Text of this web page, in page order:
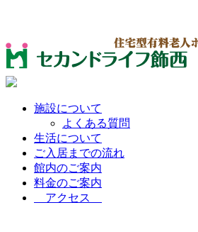
施設について
よくある質問
生活について
ご入居までの流れ
館内のご案内
料金のご案内
アクセス